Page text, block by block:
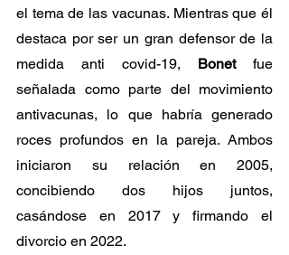
el tema de las vacunas. Mientras que él
destaca por ser un gran defensor de la
medida anti covid-19, Bonet fue
señalada como parte del movimiento
antivacunas, lo que habría generado
roces profundos en la pareja. Ambos
iniciaron su relación en 2005,
concibiendo dos hijos juntos,
casándose en 2017 y firmando el
divorcio en 2022.